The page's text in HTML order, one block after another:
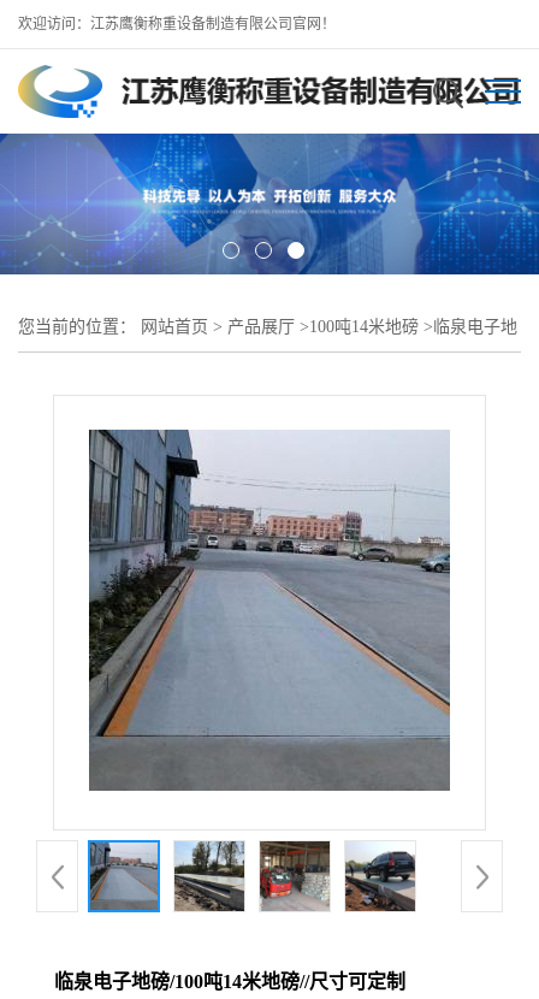
欢迎访问：江苏鹰衡称重设备制造有限公司官网！
您当前的位置： 网站首页 > 产品展厅 >100吨14米地磅 >临泉电子地
临泉电子地磅/100吨14米地磅//尺寸可定制